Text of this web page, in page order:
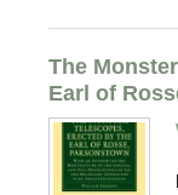
The
Earl of